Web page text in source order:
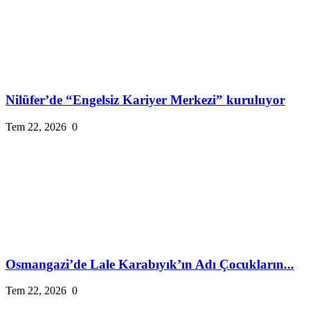
Nilüfer’de “Engelsiz Kariyer Merkezi” kuruluyor
Tem 22, 2026 0
Osmangazi’de Lale Karabıyık’ın Adı Çocukların...
Tem 22, 2026 0